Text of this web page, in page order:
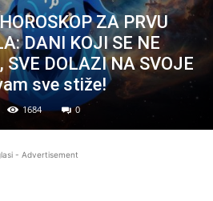
ZA PRVU
DANI KOJI SE NE
DOLAZI NA SVOJE
sve stiže!
1684 0
- Advertisement